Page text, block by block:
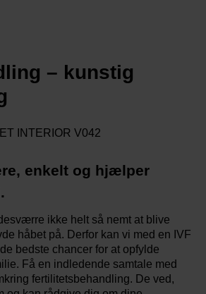
– kunstig
enkelt og hjælper
ikke helt så nemt at blive
håbet på. Derfor kan vi med en IVF
bedste chancer for at opfylde
Få en indledende samtale med
fertilitetsbehandling. De ved,